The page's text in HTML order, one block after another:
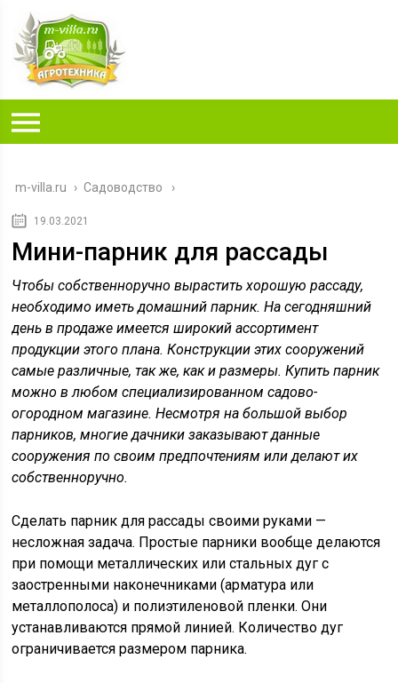
m-villa.ru › Садоводство
19.03.2021
Мини-парник для рассады
Чтобы собственноручно вырастить хорошую рассаду,
необходимо иметь домашний парник. На сегодняшний
день в продаже имеется широкий ассортимент
продукции этого плана. Конструкции этих сооружений
самые различные, так же, как и размеры. Купить парник
можно в любом специализированном садово-
огородном магазине. Несмотря на большой выбор
парников, многие дачники заказывают данные
сооружения по своим предпочтениям или делают их
собственноручно.
Сделать парник для рассады своими руками —
несложная задача. Простые парники вообще делаются
при помощи металлических или стальных дуг с
заостренными наконечниками (арматура или
металлополоса) и полиэтиленовой пленки. Они
устанавливаются прямой линией. Количество дуг
ограничивается размером парника.